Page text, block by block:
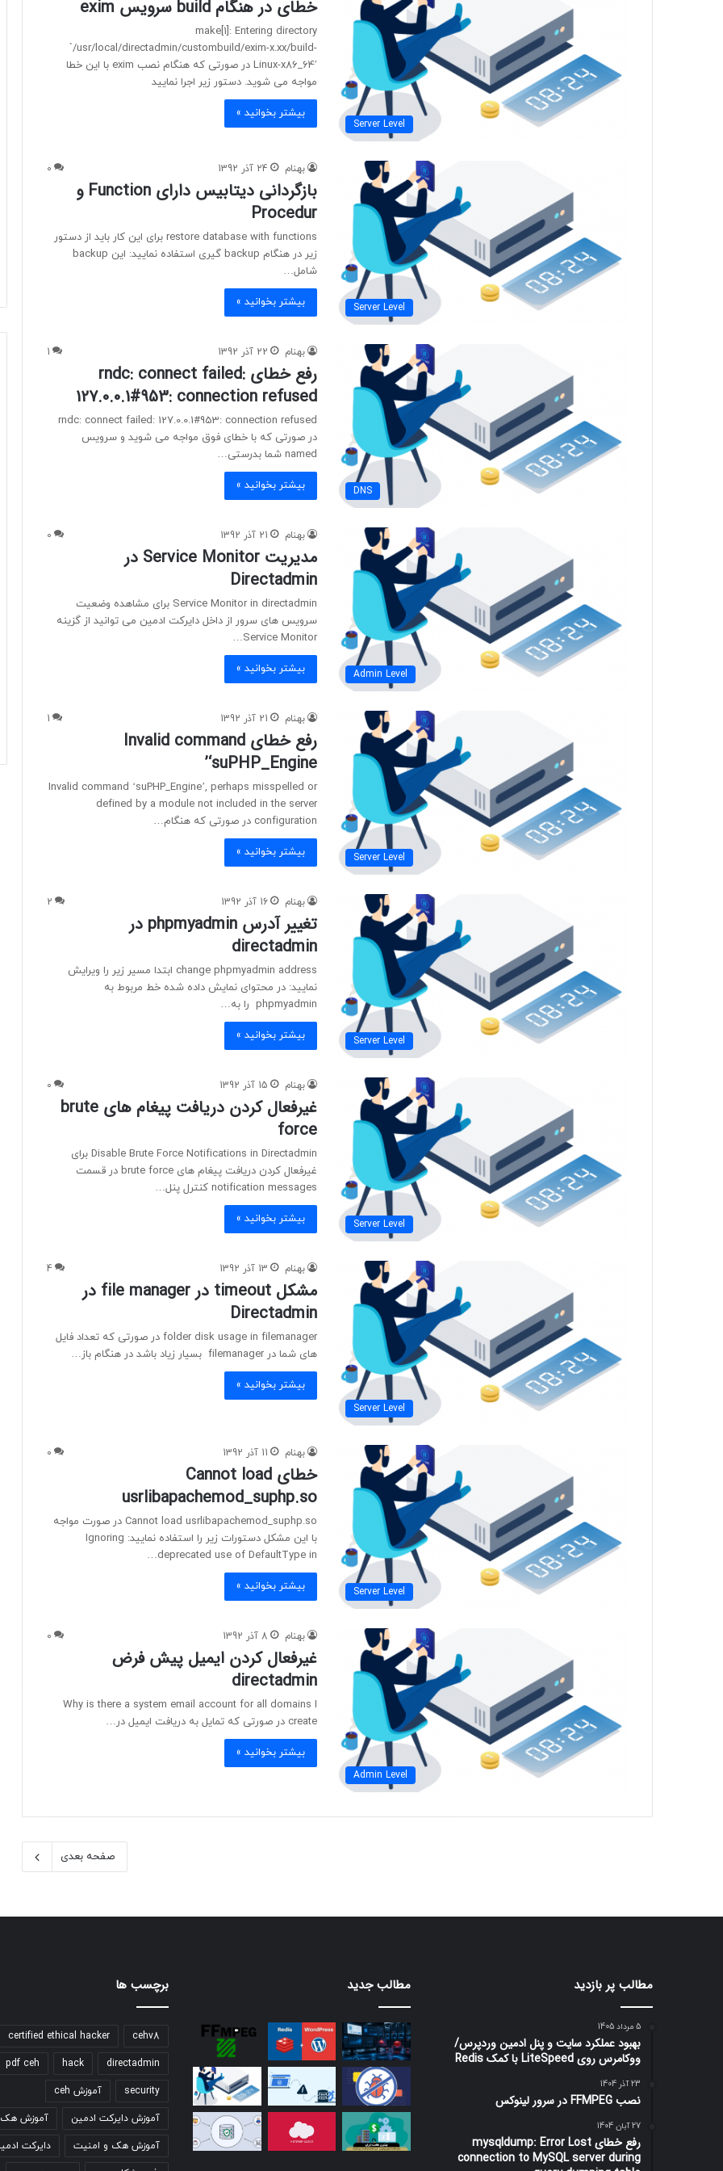
Server Level
خطای در هنگام build سرویس exim
make[1]: Entering directory
`/usr/local/directadmin/custombuild/exim-x.xx/build-
Linux-x86_64′ در صورتی که هنگام نصب exim با این خطا
مواجه می شوید. دستور زیر اجرا نمایید
بیشتر بخوانید »
Server Level
بهنام 24 آذر 1392 0
بازگردانی دیتابیس دارای Function و
Procedur
restore database with functions برای این کار باید از دستور
زیر در هنگام backup گیری استفاده نمایید: این backup
شامل…
بیشتر بخوانید »
DNS
بهنام 22 آذر 1392 1
رفع خطای rndc: connect failed:
127.0.0.1#953: connection refused
rndc: connect failed: 127.0.0.1#953: connection refused
در صورتی که با خطای فوق مواجه می شوید و سرویس
named شما بدرستی…
بیشتر بخوانید »
Admin Level
بهنام 21 آذر 1392 0
مدیریت Service Monitor در
Directadmin
Service Monitor in directadmin برای مشاهده وضعیت
سرویس های سرور از داخل دایرکت ادمین می توانید از گزینه
Service Monitor…
بیشتر بخوانید »
Server Level
بهنام 21 آذر 1392 1
رفع خطای Invalid command
‘suPHP_Engine’
Invalid command ‘suPHP_Engine’, perhaps misspelled or
defined by a module not included in the server
configuration در صورتی که هنگام…
بیشتر بخوانید »
Server Level
بهنام 16 آذر 1392 2
تغییر آدرس phpmyadmin در
directadmin
change phpmyadmin address ابتدا مسیر زیر را ویرایش
نمایید: در محتوای نمایش داده شده خط مربوط به
phpmyadmin را به…
بیشتر بخوانید »
Server Level
بهنام 15 آذر 1392 0
غیرفعال کردن دریافت پیغام های brute
force
Disable Brute Force Notifications in Directadmin برای
غیرفعال کردن دریافت پیغام های brute force در قسمت
notification messages کنترل پنل…
بیشتر بخوانید »
Server Level
بهنام 13 آذر 1392 4
مشکل timeout در file manager در
Directadmin
folder disk usage in filemanager در صورتی که تعداد فایل
های شما در filemanager بسیار زیاد باشد در هنگام باز…
بیشتر بخوانید »
Server Level
بهنام 11 آذر 1392 0
خطای Cannot load
usrlibapachemod_suphp.so
Cannot load usrlibapachemod_suphp.so در صورت مواجه
با این مشکل دستورات زیر را استفاده نمایید: Ignoring
deprecated use of DefaultType in…
بیشتر بخوانید »
Admin Level
بهنام 8 آذر 1392 0
غیرفعال کردن ایمیل پیش فرض
directadmin
Why is there a system email account for all domains I
create در صورتی که تمایل به دریافت ایمیل در…
بیشتر بخوانید »
صفحه بعدی
مطالب پر بازدید
5 مرداد 1405
بهبود عملکرد سایت و پنل ادمین وردپرس/
ووکامرس روی LiteSpeed با کمک Redis
23 آذر 1404
نصب FFMPEG در سرور لینوکس
27 آبان 1404
رفع خطای mysqldump: Error Lost
connection to MySQL server during
مطالب جدید برچسب ها
cehv8
certified ethical hacker
directadmin
hack
pdf ceh
security آموزش ceh
آموزش دایرکت ادمین آموزش هک
آموزش هک و امنیت دایرکت